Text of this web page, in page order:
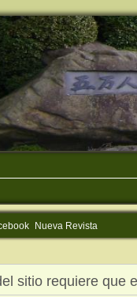
Nueva Revista
sitio requiere que